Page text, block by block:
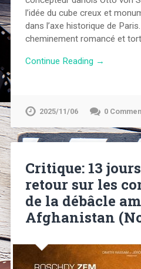
l’idée du cube creux et
dans l’axe historique de
cheminement romancé et
Continue Reading →
2025/11/06 0
Critique: 13
retour sur les
de la débâcle
Afghanistan